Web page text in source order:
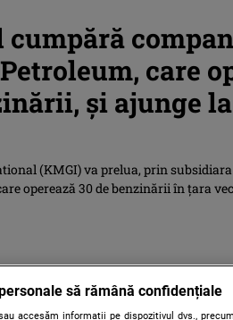
cumpără
care
şi ajunge
(KMGI) va prelua, prin
operează 30 de benzinării în ţara
să rămână confidențiale
accesăm informații pe dispozitivul dvs.,